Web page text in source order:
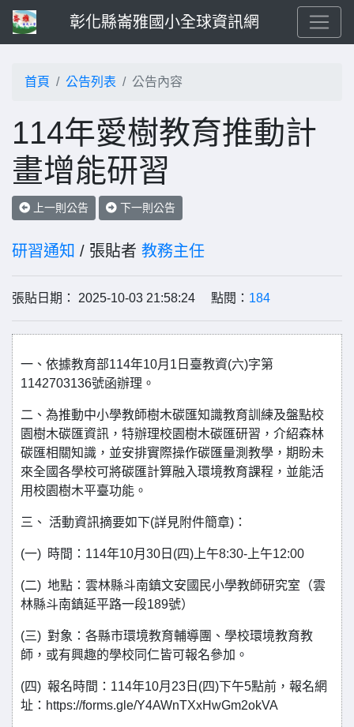
彰化縣崙雅國小全球資訊網
首頁 公告列表 公告內容
114年愛樹教育推動計
畫增能研習
上一則公告 下一則公告
研習通知 / 張貼者 教務主任
張貼日期： 2025-10-03 21:58:24 點閱： 184
一、依據教育部114年10月1日臺教資(六)字第
1142703136號函辦理。
二、為推動中小學教師樹木碳匯知識教育訓練及盤點校
園樹木碳匯資訊，特辦理校園樹木碳匯研習，介紹森林
碳匯相關知識，並安排實際操作碳匯量測教學，期盼未
來全國各學校可將碳匯計算融入環境教育課程，並能活
用校園樹木平臺功能。
三、 活動資訊摘要如下(詳見附件簡章)：
(一) 時間：114年10月30日(四)上午8:30-上午12:00
(二) 地點：雲林縣斗南鎮文安國民小學教師研究室（雲
林縣斗南鎮延平路一段189號）
(三) 對象：各縣市環境教育輔導團、學校環境教育教
師，或有興趣的學校同仁皆可報名參加。
(四) 報名時間：114年10月23日(四)下午5點前，報名網
址：https://forms.gle/Y4AWnTXxHwGm2okVA